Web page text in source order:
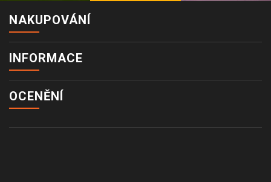
NAKUPOVÁNÍ
INFORMACE
OCENĚNÍ